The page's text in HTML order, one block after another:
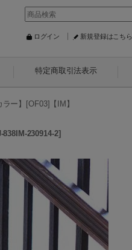
ログイン 新規登録はこちら
特定商取引法表示
ー】[OF03]【IM】
838IM-230914-2]